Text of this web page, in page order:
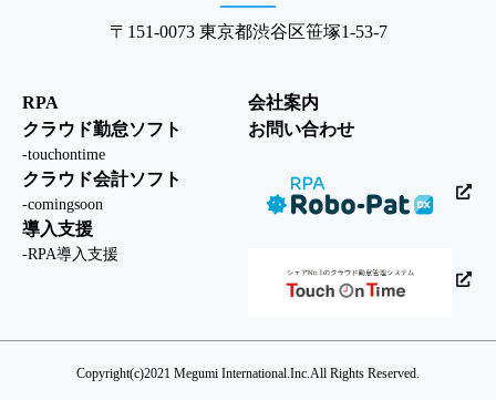
〒151-0073 東京都渋谷区笹塚1-53-7
RPA
クラウド勤怠ソフト
touchontime
クラウド会計ソフト
comingsoon
導入支援
RPA導入支援
会社案内
お問い合わせ
Copyright(c)2021 Megumi International.Inc.All Rights Reserved.